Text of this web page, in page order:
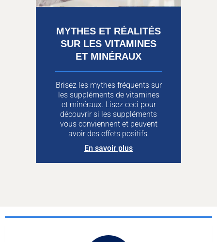
MYTHES ET RÉALITÉS
SUR LES VITAMINES
ET MINÉRAUX
Brisez les mythes fréquents sur
les suppléments de vitamines
et minéraux. Lisez ceci pour
découvrir si les suppléments
vous conviennent et peuvent
avoir des effets positifs.
En savoir plus